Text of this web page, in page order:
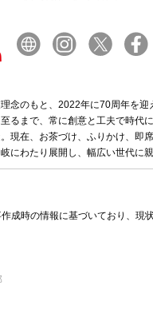
理念のもと、2022年に70周年を
るまで、常に創意と工夫で時代
現在、お茶づけ、ふりかけ、即
にわたり展開し、幅広い世代に親
成時の情報に基づいており、現